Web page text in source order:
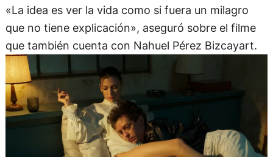
«La idea es ver la vida como si fuera un milagro
que no tiene explicación», aseguró sobre el filme
que también cuenta con Nahuel Pérez Bizcayart.